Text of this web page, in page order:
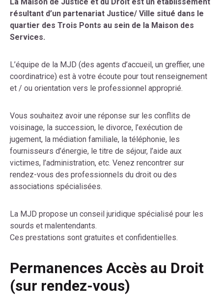
résultant d’un partenariat Justice/ Ville situé dans le
quartier des Trois Ponts au sein de la Maison des
Services.
L’équipe de la MJD (des agents d’accueil, un greffier, une
coordinatrice) est à votre écoute pour tout renseignement
et / ou orientation vers le professionnel approprié.
Vous souhaitez avoir une réponse sur les conflits de
voisinage, la succession, le divorce, l’exécution de
jugement, la médiation familiale, la téléphonie, les
fournisseurs d’énergie, le titre de séjour, l’aide aux
victimes, l’administration, etc. Venez rencontrer sur
rendez-vous des professionnels du droit ou des
associations spécialisées.
La MJD propose un conseil juridique spécialisé pour les
sourds et malentendants.
Ces prestations sont gratuites et confidentielles.
Permanences Accès au Droit
(sur rendez-vous)